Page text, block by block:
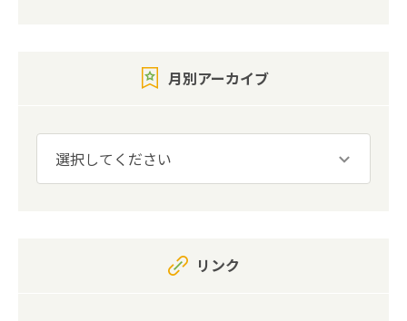
月別アーカイブ
リンク